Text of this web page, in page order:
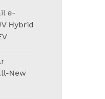
e-
Hybrid
New